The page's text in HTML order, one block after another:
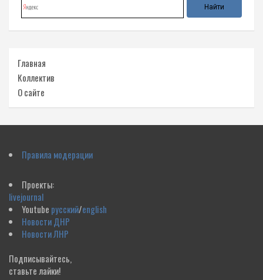
Главная
Коллектив
О сайте
Правила модерации
Проекты:
livejournal
Youtube русский/english
Новости ДНР
Новости ЛНР
Подписывайтесь,
ставьте лайки!